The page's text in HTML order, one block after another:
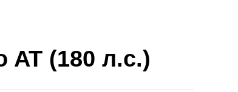
AT (180 л.с.)